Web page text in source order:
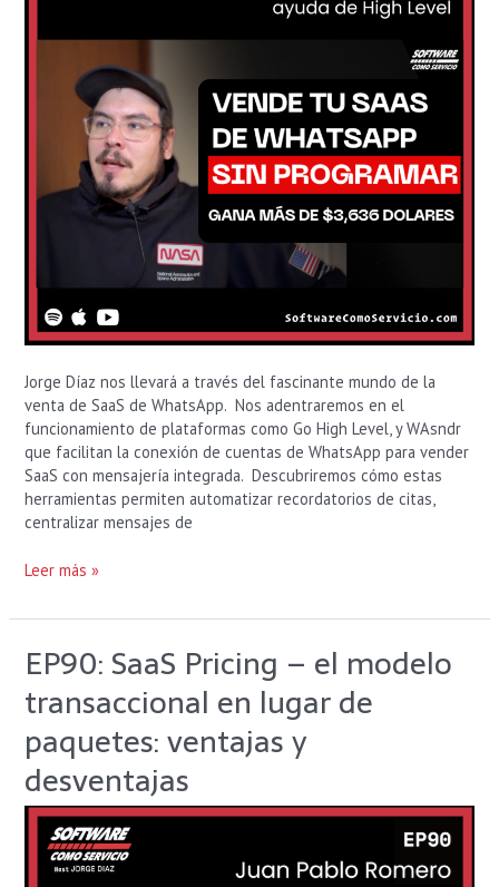
Jorge Díaz nos llevará a través del fascinante mundo de la
venta de SaaS de WhatsApp. Nos adentraremos en el
funcionamiento de plataformas como Go High Level, y WAsndr
que facilitan la conexión de cuentas de WhatsApp para vender
SaaS con mensajería integrada. Descubriremos cómo estas
herramientas permiten automatizar recordatorios de citas,
centralizar mensajes de
la
Leer más »
EP90: SaaS Pricing – el modelo
transaccional en lugar de
paquetes: ventajas y
desventajas
EP90:
SaaS
Pricing
el
modelo
transaccional
en
lugar